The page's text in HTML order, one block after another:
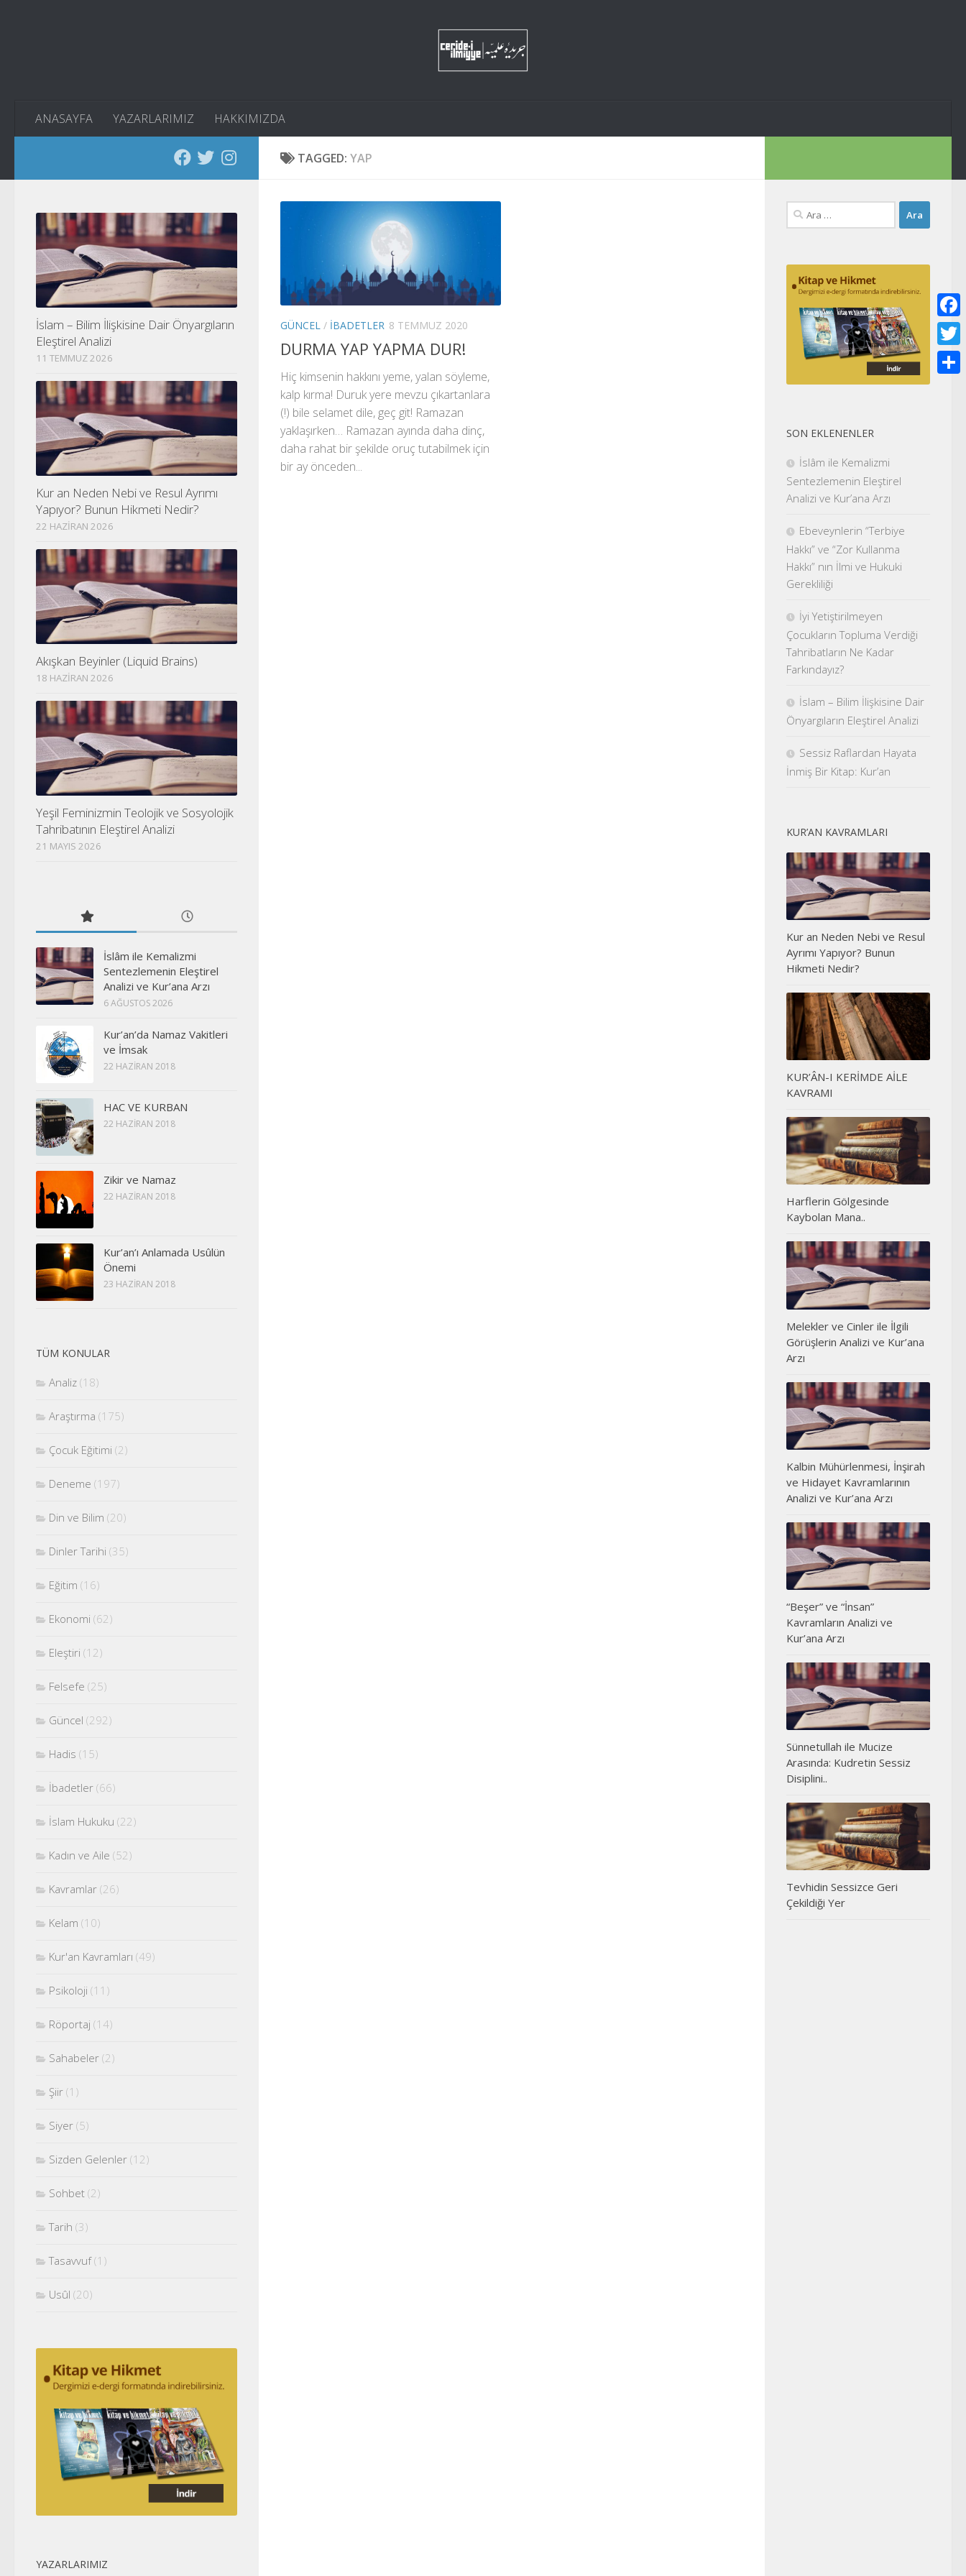
ANASAYFA YAZARLARIMIZ HAKKIMIZDA
TAGGED: YAP
GÜNCEL / İBADETLER 8 TEMMUZ 2020
DURMA YAP YAPMA DUR!
Hiç kimsenin hakkını yeme, yalan söyleme,
kalp kırma! Duruk yere mevzu çıkartanlara
(!) bile selamet dile, geç git! Ramazan
yaklaşırken… Ramazan ayında daha dinç,
daha rahat bir şekilde oruç tutabilmek için
bir ay önceden...
İslam – Bilim İlişkisine Dair Önyargıların
Eleştirel Analizi
11 TEMMUZ 2026
Kur an Neden Nebi ve Resul Ayrımı
Yapıyor? Bunun Hikmeti Nedir?
22 HAZIRAN 2026
Akışkan Beyinler (Liquid Brains)
18 HAZIRAN 2026
Yeşil Feminizmin Teolojik ve Sosyolojik
Tahribatının Eleştirel Analizi
21 MAYIS 2026
İslâm ile Kemalizmi
Sentezlemenin Eleştirel
Analizi ve Kur’ana Arzı
6 AĞUSTOS 2026
Kur’an’da Namaz Vakitleri
ve İmsak
22 HAZIRAN 2018
HAC VE KURBAN
22 HAZIRAN 2018
Zikir ve Namaz
22 HAZIRAN 2018
Kur’an’ı Anlamada Usûlün
Önemi
23 HAZIRAN 2018
TÜM KONULAR
Analiz (18)
Araştırma (175)
Çocuk Eğitimi (2)
Deneme (197)
Din ve Bilim (20)
Dinler Tarihi (35)
Eğitim (16)
Ekonomi (62)
Eleştiri (12)
Felsefe (25)
Güncel (292)
Hadis (15)
İbadetler (66)
İslam Hukuku (22)
Kadın ve Aile (52)
Kavramlar (26)
Kelam (10)
Kur'an Kavramları (49)
Psikoloji (11)
Röportaj (14)
Sahabeler (2)
Şiir (1)
Siyer (5)
Sizden Gelenler (12)
Sohbet (2)
Tarih (3)
Tasavvuf(1)
Usûl (20)
YAZARLARIMIZ
Arama:
SON EKLENENLER
İslâm ile Kemalizmi
Sentezlemenin Eleştirel
Analizi ve Kur’ana Arzı
Ebeveynlerin “Terbiye
Hakkı” ve “Zor Kullanma
Hakkı” nın İlmi ve Hukuki
Gerekliliği
İyi Yetiştirilmeyen
Çocukların Topluma Verdiği
Tahribatların Ne Kadar
Farkındayız?
İslam – Bilim İlişkisine Dair
Önyargıların Eleştirel Analizi
Sessiz Raflardan Hayata
İnmiş Bir Kitap: Kur’an
KUR’AN KAVRAMLARI
Kur an Neden Nebi ve Resul
Ayrımı Yapıyor? Bunun
Hikmeti Nedir?
KUR’ÂN-I KERİMDE AİLE
KAVRAMI
Harflerin Gölgesinde
Kaybolan Mana..
Melekler ve Cinler ile İlgili
Görüşlerin Analizi ve Kur’ana
Arzı
Kalbin Mühürlenmesi, İnşirah
ve Hidayet Kavramlarının
Analizi ve Kur’ana Arzı
“Beşer” ve “İnsan”
Kavramların Analizi ve
Kur’ana Arzı
Sünnetullah ile Mucize
Arasında: Kudretin Sessiz
Disiplini..
Tevhidin Sessizce Geri
Çekildiği Yer